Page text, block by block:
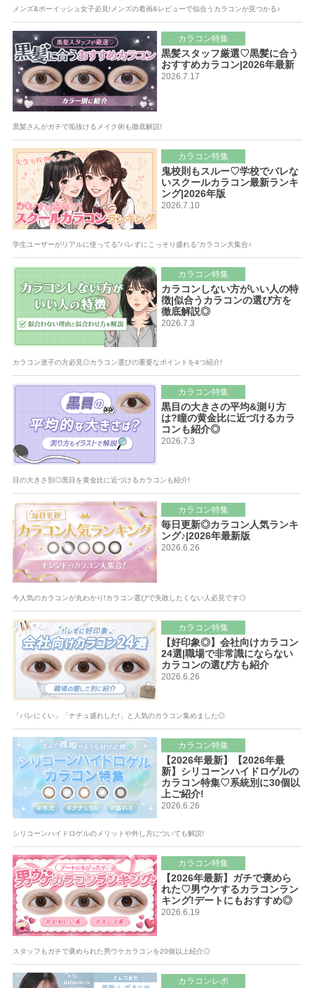
メンズ&ボーイッシュ女子必見!メンズの着画&レビューで似合うカラコンが見つかる♪
カラコン特集
黒髪スタッフ厳選♡黒髪に合う
おすすめカラコン|2026年最新
2026.7.17
黒髪さんがガチで垢抜けるメイク術も徹底解説!
カラコン特集
鬼校則もスルー♡学校でバレな
いスクールカラコン最新ランキ
ング|2026年版
2026.7.10
学生ユーザーがリアルに使ってる”バレずにこっそり盛れる”カラコン大集合♪
カラコン特集
カラコンしない方がいい人の特
徴|似合うカラコンの選び方を
徹底解説◎
2026.7.3
カラコン迷子の方必見◎カラコン選びの重要なポイントを4つ紹介!
カラコン特集
黒目の大きさの平均&測り方
は?瞳の黄金比に近づけるカラ
コンも紹介◎
2026.7.3
目の大きさ別◎黒目を黄金比に近づけるカラコンも紹介!
カラコン特集
毎日更新◎カラコン人気ランキ
ング♪|2026年最新版
2026.6.26
今人気のカラコンが丸わかり!カラコン選びで失敗したくない人必見です◎
カラコン特集
【好印象◎】会社向けカラコン
24選|職場で非常識にならない
カラコンの選び方も紹介
2026.6.26
「バレにくい」「ナチュ盛れした!」と人気のカラコン集めました◎
カラコン特集
【2026年最新】【2026年最
新】シリコーンハイドロゲルの
カラコン特集♡系統別に30個以
上ご紹介!
2026.6.26
シリコーンハイドロゲルのメリットや外し方についても解説!
カラコン特集
【2026年最新】ガチで褒めら
れた♡男ウケするカラコンラン
キング!デートにもおすすめ◎
2026.6.19
スタッフもガチで褒められた男ウケカラコンを20個以上紹介◎
カラコンレポ